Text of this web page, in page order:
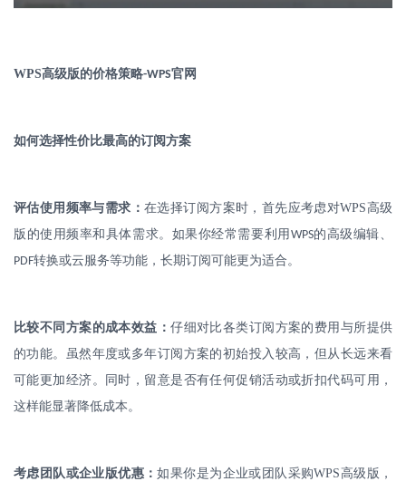
WPS高级版的价格策略-WPS官网
如何选择性价比最高的订阅方案
评估使用频率与需求：在选择订阅方案时，首先应考虑对WPS 高级
版的使用频率和具体需求。如果你经常需要利用 WPS的高级编辑、
PDF转换或云服务等功能，长期订阅可能更为适合。
比较不同方案的成本效益：仔细对比各类订阅方案的费用与所提供
的功能。虽然年度或多年订阅方案的初始投入较高，但从长远来看
可能更加经济。同时，留意是否有任何促销活动或折扣代码可用，
这样能显著降低成本。
考虑团队或企业版优惠：如果你是为企业或团队采购WPS 高级版，